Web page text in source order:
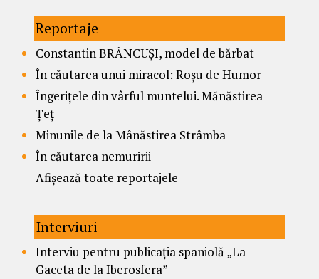
Reportaje
Constantin BRÂNCUȘI, model de bărbat
În căutarea unui miracol: Roșu de Humor
Îngerițele din vârful muntelui. Mănăstirea
Țeț
Minunile de la Mânăstirea Strâmba
În căutarea nemuririi
Afișează toate reportajele
Interviuri
Interviu pentru publicația spaniolă „La
Gaceta de la Iberosfera”